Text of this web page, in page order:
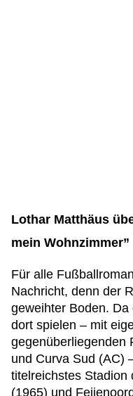
Lothar Matthäus
mein Wohnzimmer”
Für alle
Nachricht, denn der
geweihter Boden.
dort spielen – mit
gegenüberliegenden
und Curva Sud (AC)
titelreichstes Stadion
(1965) und